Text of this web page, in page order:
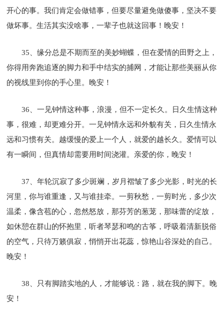
开心的事。我们肯定会做错事，但要尽量避免做傻事，坚决不要
做坏事。生活其实没啥事，一辈子也就这回事！晚安！
35、缘分总是不期而至的美妙蝴蝶，但在爱情的田野之上，
你得用奔跑追逐的脚力和手中结实的捕网，才能让那些美丽从你
的视线里到你的手心里。晚安！
36、一见钟情这种事，浪漫，但不一定长久。日久生情这种
事，很难，却更难分开。一见钟情永远和外貌有关，日久生情永
远和习惯有关。越缓慢的爱上一个人，就爱的越长久。爱情可以
有一瞬间，但真情却需要用时间浇灌。亲爱的你，晚安！
37、年轮沉寂了多少斑斓，岁月褶皱了多少光影，时光的长
河里，你与谁重逢，又与谁挂牵。一剪秋愁，一剪时光，多少次
温柔，像含苞的心，忽然怒放，那芬芳的葱茏，那味蕾的绽放，
如休憩在群山的怀抱里，听者琴瑟和鸣的古筝，呼吸着清新脱俗
的空气，只待万籁俱寂，悄悄开出花蕊，惊艳山谷深处的自己。
晚安！
38、只有脚踏实地的人，才能够说：路，就在我的脚下。晚
安！